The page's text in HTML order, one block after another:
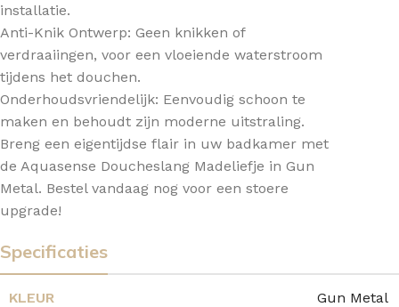
installatie.
Anti-Knik Ontwerp: Geen knikken of
verdraaiingen, voor een vloeiende waterstroom
tijdens het douchen.
Onderhoudsvriendelijk: Eenvoudig schoon te
maken en behoudt zijn moderne uitstraling.
Breng een eigentijdse flair in uw badkamer met
de Aquasense Doucheslang Madeliefje in Gun
Metal. Bestel vandaag nog voor een stoere
upgrade!
Specificaties
KLEUR Gun Metal